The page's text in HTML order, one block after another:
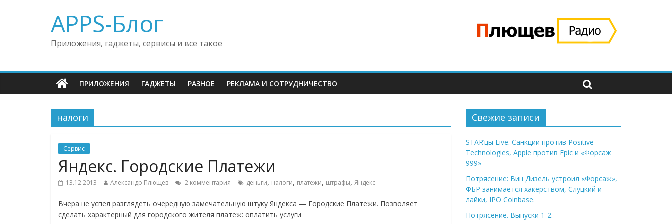
APPS-Блог
Приложения, гаджеты, сервисы и все такое
ПРИЛОЖЕНИЯ ГАДЖЕТЫ РАЗНОЕ РЕКЛАМА И СОТРУДНИЧЕСТВО
налоги
Сервис
Яндекс. Городские Платежи
13.12.2013 Александр Плющев 2 комментария деньги, налоги, платежи, штрафы, Яндекс
Вчера не успел разглядеть очередную замечательную штуку Яндекса — Городские Платежи. Позволяет
сделать характерный для городского жителя платеж: оплатить услуги
Свежие записи
STAR’цы Live. Санкции против Positive
Technologies, Apple против Epic и «Форсаж
999»
Потрясение: Вин Дизель устроил «Форсаж»,
ФБР занимается хакерством, Слуцкий и
лайки, IPO Coinbase.
Потрясение. Выпуски 1-2.